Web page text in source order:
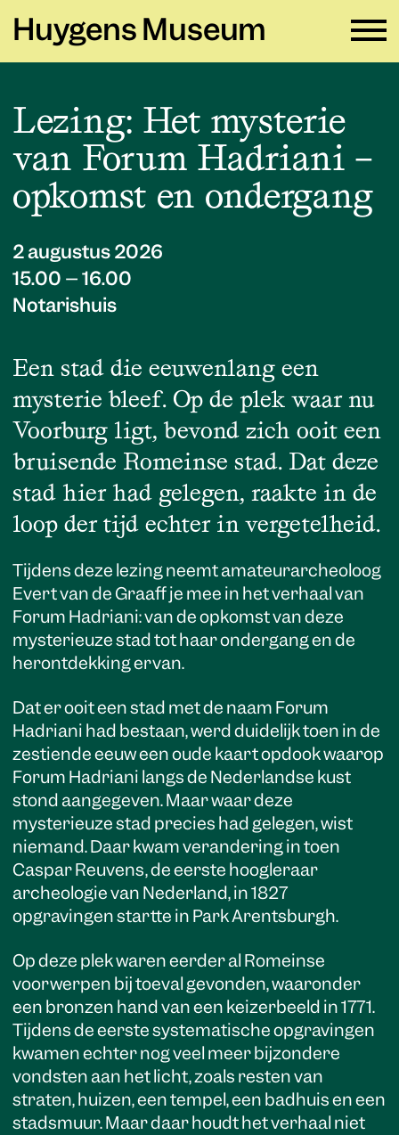
Huygens Museum
Plan je bezoek→
Zien en doen→
Educatie→
Privacy en cookies →
Colofon →
Lezing: Het mysterie
van Forum Hadriani –
opkomst en ondergang
2 augustus 2026
15.00 – 16.00
Notarishuis
Een stad die eeuwenlang een
mysterie bleef. Op de plek waar nu
Voorburg ligt, bevond zich ooit een
bruisende Romeinse stad. Dat deze
stad hier had gelegen, raakte in de
loop der tijd echter in vergetelheid.
Tijdens deze lezing neemt amateurarcheoloog
Evert van de Graaff je mee in het verhaal van
Forum Hadriani: van de opkomst van deze
mysterieuze stad tot haar ondergang en de
herontdekking ervan.
Dat er ooit een stad met de naam Forum
Hadriani had bestaan, werd duidelijk toen in de
zestiende eeuw een oude kaart opdook waarop
Forum Hadriani langs de Nederlandse kust
stond aangegeven. Maar waar deze
mysterieuze stad precies had gelegen, wist
niemand. Daar kwam verandering in toen
Caspar Reuvens, de eerste hoogleraar
archeologie van Nederland, in 1827
opgravingen startte in Park Arentsburgh.
Op deze plek waren eerder al Romeinse
voorwerpen bij toeval gevonden, waaronder
een bronzen hand van een keizerbeeld in 1771.
Tijdens de eerste systematische opgravingen
kwamen echter nog veel meer bijzondere
vondsten aan het licht, zoals resten van
straten, huizen, een tempel, een badhuis en een
stadsmuur. Maar daar houdt het verhaal niet